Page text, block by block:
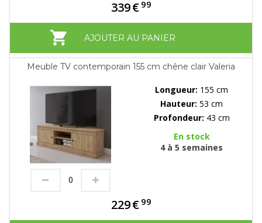
339€ 99
AJOUTER AU PANIER
Meuble TV contemporain 155 cm chêne clair Valeria
Longueur: 155 cm
Hauteur: 53 cm
Profondeur: 43 cm
En stock
4 à 5 semaines
229€ 99